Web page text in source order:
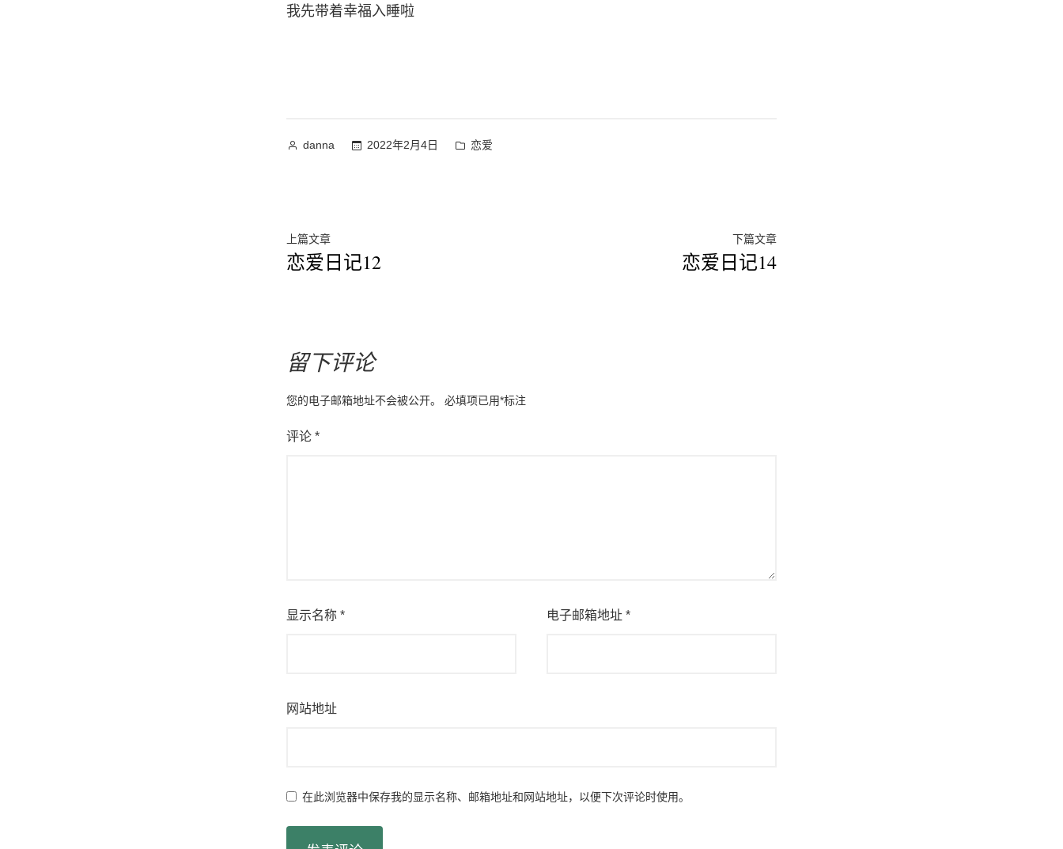
我先带着幸福入睡啦
作
danna 2022年2月4日
发
恋爱
文
章
上篇文章上
篇
恋爱日记12
下篇文章下
篇
恋爱日记14
留下评论
您的电子邮箱地址不会被公开。 必填项已用*标注
评论 *
显示名称 * 电子邮箱地址 *
网站地址
在此浏览器中保存我的显示名称、邮箱地址和网站地址，以便下次评论时使用。